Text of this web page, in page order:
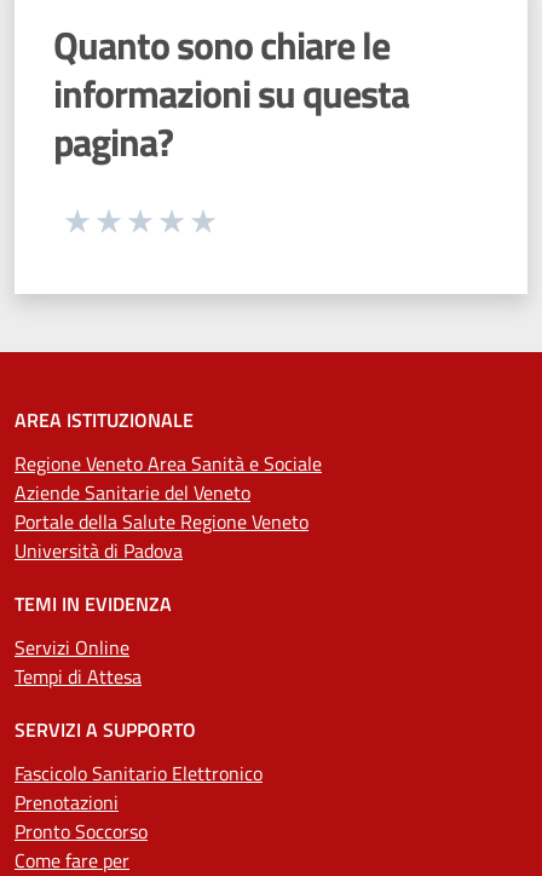
Quanto sono chiare le
informazioni su questa
pagina?
Seleziona una valutazione da 1 a 5 stelle
AREA ISTITUZIONALE
Regione Veneto Area Sanità e Sociale
Aziende Sanitarie del Veneto
Portale della Salute Regione Veneto
Università di Padova
TEMI IN EVIDENZA
Servizi Online
Tempi di Attesa
SERVIZI A SUPPORTO
Fascicolo Sanitario Elettronico
Prenotazioni
Pronto Soccorso
Come fare per